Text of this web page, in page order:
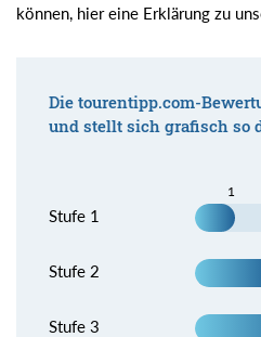
können, hier eine Erklärung zu
Die tourentipp.com-
und stellt sich grafisch so
1
Stufe 1
Stufe 2
Stufe 3